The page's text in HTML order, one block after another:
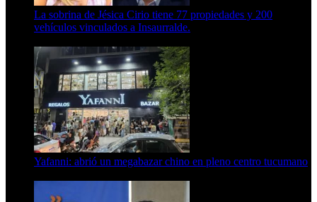
La sobrina de Jésica Cirio tiene 77 propiedades y 200
vehículos vinculados a Insaurralde.
Yafanni: abrió un megabazar chino en pleno centro tucumano